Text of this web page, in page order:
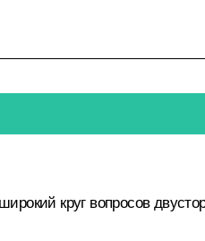
круг вопросов